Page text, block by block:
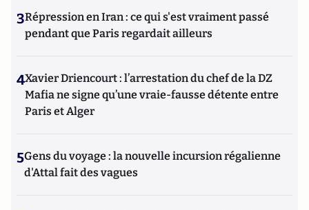
3Répression en Iran : ce qui s'est vraiment passé
pendant que Paris regardait ailleurs
4Xavier Driencourt : l’arrestation du chef de la DZ
Mafia ne signe qu’une vraie-fausse détente entre
Paris et Alger
5Gens du voyage : la nouvelle incursion régalienne
d'Attal fait des vagues